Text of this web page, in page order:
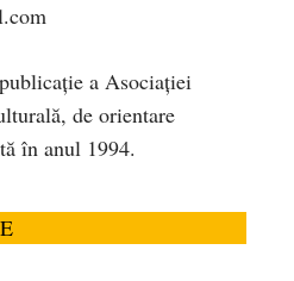
a Asociaţiei
de orientare
în anul 1994.